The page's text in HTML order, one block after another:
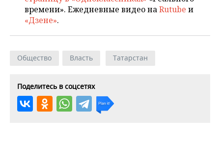
времени». Ежедневные видео наRutube и
«Дзене».
Общество Власть Татарстан
Поделитесь в соцсетях